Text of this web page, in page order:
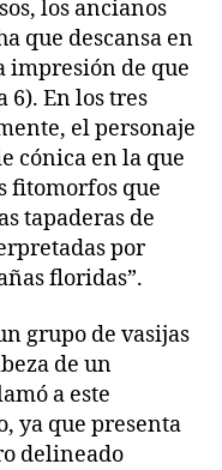
los ancianos
que descansa en
impresión de que
6). En los tres
el personaje
cónica en la que
fitomorfos que
tapaderas de
por
floridas”.
grupo de vasijas
de un
a este
ya que presenta
delineado